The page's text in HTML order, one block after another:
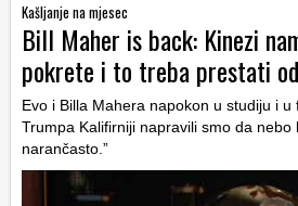
Kašljanje na mjesec
Bill Maher is back: Kinezi
pokrete i to treba prestati
Evo i Billa Mahera napokon u studiju i u
Trumpa Kalifirniji napravili smo da nebo
narančasto.”